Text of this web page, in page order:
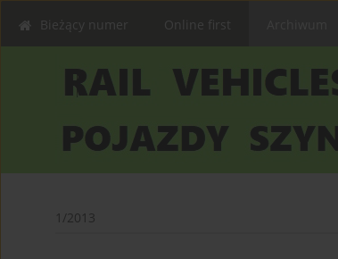
Bieżący numer Online first
1/2013